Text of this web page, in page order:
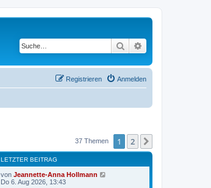
Suche
Anmelden
Registrieren
37 Themen 1 2
LETZTER BEITRAG
von Jeannette-Anna Hollmann
Do 6. Aug 2026, 13:43